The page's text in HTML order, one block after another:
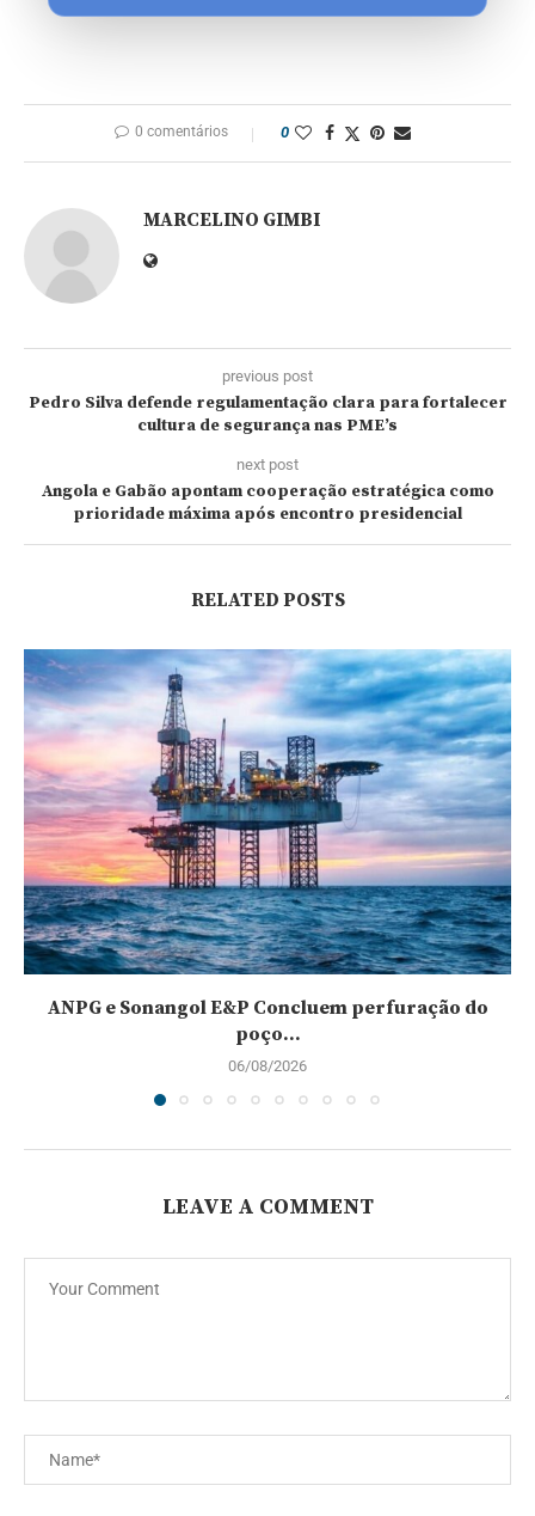
0 comentários 0
MARCELINO GIMBI
previous post
Pedro Silva defende regulamentação clara para fortalecer
cultura de segurança nas PME’s
next post
Angola e Gabão apontam cooperação estratégica como
prioridade máxima após encontro presidencial
RELATED POSTS
ANPG e Sonangol E&P Concluem perfuração do
poço...
06/08/2026
LEAVE A COMMENT